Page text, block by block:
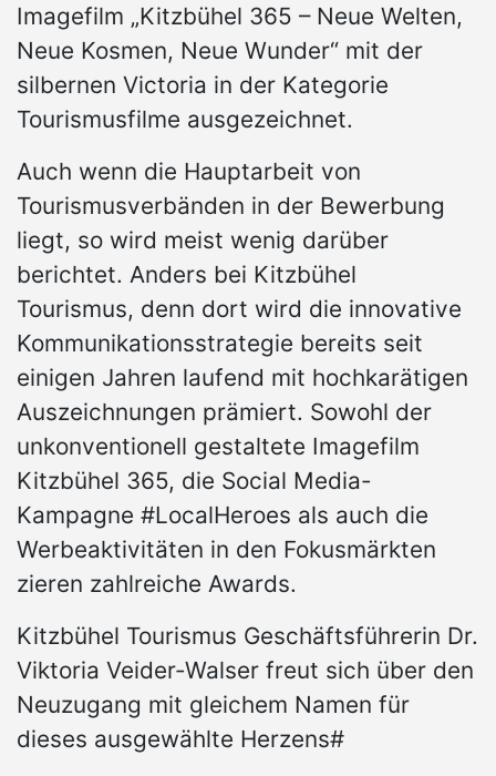
Imagefilm „Kitzbühel 365 – Neue Welten,
Neue Kosmen, Neue Wunder“ mit der
silbernen Victoria in der Kategorie
Tourismusfilme ausgezeichnet.
Auch wenn die Hauptarbeit von
Tourismusverbänden in der Bewerbung
liegt, so wird meist wenig darüber
berichtet. Anders bei Kitzbühel
Tourismus, denn dort wird die innovative
Kommunikationsstrategie bereits seit
einigen Jahren laufend mit hochkarätigen
Auszeichnungen prämiert. Sowohl der
unkonventionell gestaltete Imagefilm
Kitzbühel 365, die Social Media-
Kampagne #LocalHeroes als auch die
Werbeaktivitäten in den Fokusmärkten
zieren zahlreiche Awards.
Kitzbühel Tourismus Geschäftsführerin Dr.
Viktoria Veider-Walser freut sich über den
Neuzugang mit gleichem Namen für
dieses ausgewählte Herzens#